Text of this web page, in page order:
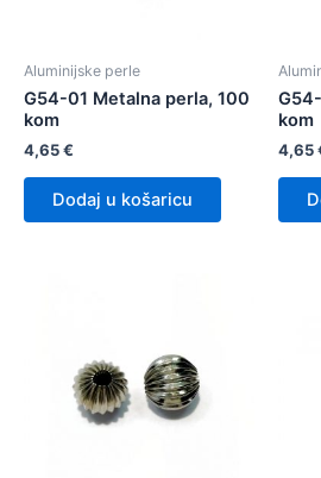
Aluminijske perle
G54-01 Metalna perla, 100
kom
4,65€
Dodaj u košaricu
kom
4,65